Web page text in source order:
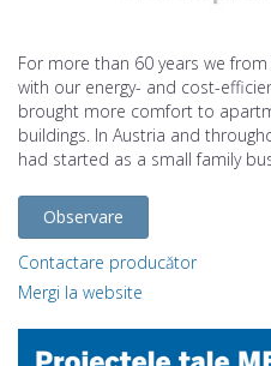
For more than 60 years we
with our energy- and cost-
brought more comfort to
buildings. In Austria and
had started as a small family
Observare
Contactare producător
Mergi la website